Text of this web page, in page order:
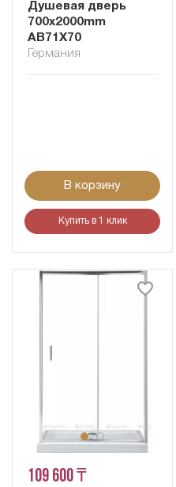
Душевая дверь
700x2000mm
AB71X70
Германия
В корзину
Купить в 1 клик
109 600 ₸